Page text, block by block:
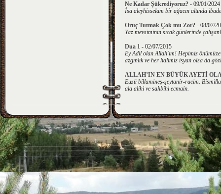
Ne Kadar Şükrediyoruz? - 09/01/2024
İsa aleyhisselam bir ağacın altında
Oruç Tutmak Çok mu Zor? - 08/07/
Yaz mevsiminin sıcak günlerinde
Dua 1 - 02/07/2015
Ey Adil olan Allah'ım! Hepimiz
azgınlık ve her halimiz isyan olsa da
ALLAH’IN EN BÜYÜK AYETİ
Euzü billamineş-şeytanir-racim.
ala alihi ve sahbihi ecmain.